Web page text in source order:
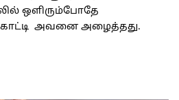
ஒளிரும்போதே
அவனை அழைத்தது.